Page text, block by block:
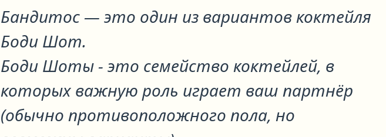
Бандитос— это один из вариантов коктейля
Боди Шот.
Боди Шоты - это семейство коктейлей, в
которых важную роль играет ваш партнёр
(обычно противоположного пола, но